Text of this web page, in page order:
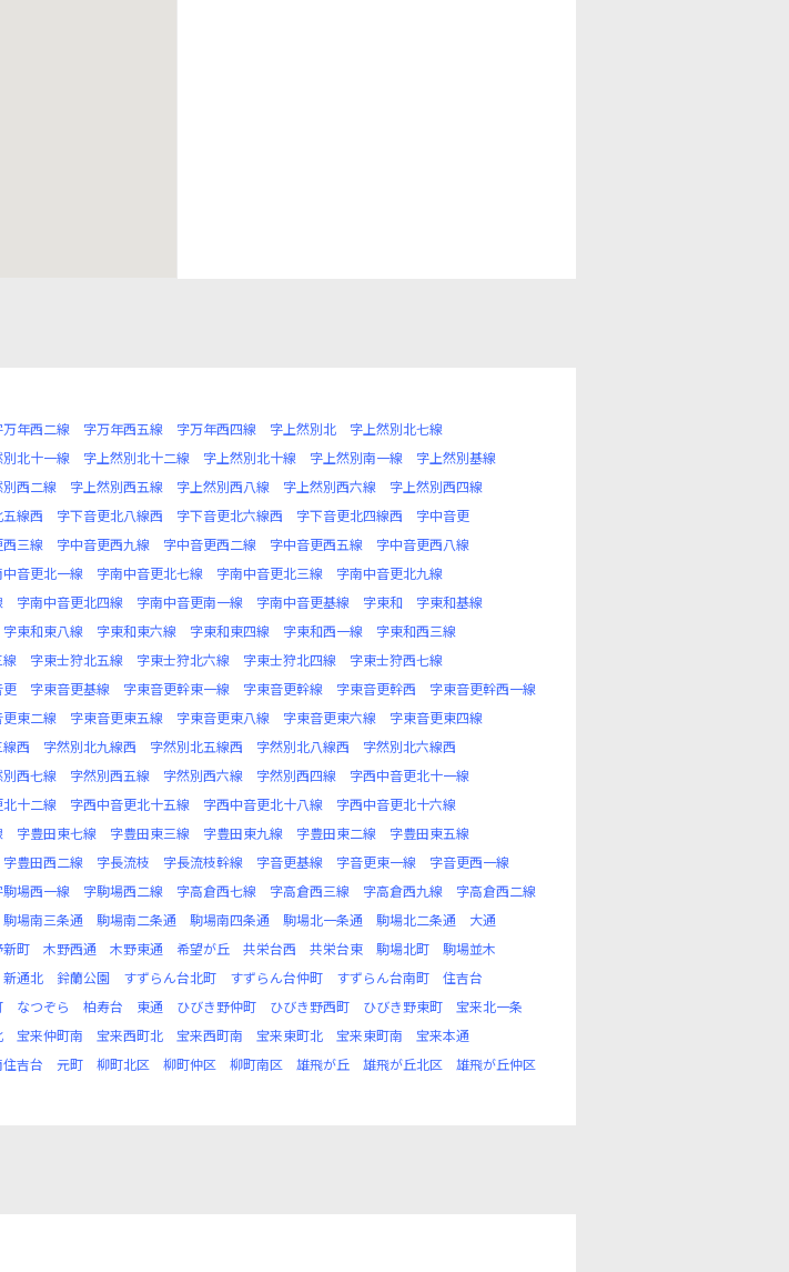
万年西二線 字万年西五線 字万年西四線 字上然別北
字上然別北七線
北十一線 字上然別北十二線 字上然別北十線 字上然別南一線
字上然別基線
西二線 字上然別西五線 字上然別西八線 字上然別西六線
字上然別西四線
線西 字下音更北八線西 字下音更北六線西 字下音更北四線西
字中音更
三線 字中音更西九線 字中音更西二線 字中音更西五線
字中音更西八線
中音更北一線 字南中音更北七線 字南中音更北三線
字南中音更北九線
字南中音更北四線 字南中音更南一線 字南中音更基線 字東和
字東和基線
字東和東八線 字東和東六線 字東和東四線 字東和西一線
字東和西三線
字東士狩北五線 字東士狩北六線 字東士狩北四線
字東士狩西七線
更 字東音更基線 字東音更幹東一線 字東音更幹線 字東音更幹西
字東音更幹西一線
東二線 字東音更東五線 字東音更東八線 字東音更東六線
字東音更東四線
西 字然別北九線西 字然別北五線西 字然別北八線西
字然別北六線西
別西七線 字然別西五線 字然別西六線 字然別西四線
字西中音更北十一線
十二線 字西中音更北十五線 字西中音更北十八線
字西中音更北十六線
字豊田東七線 字豊田東三線 字豊田東九線 字豊田東二線
字豊田東五線
字豊田西二線 字長流枝 字長流枝幹線 字音更基線 字音更東一線
字音更西一線
駒場西一線 字駒場西二線 字高倉西七線 字高倉西三線 字高倉西九線
字高倉西二線
駒場南三条通 駒場南二条通 駒場南四条通 駒場北一条通 駒場北二条通
大通
新町 木野西通 木野東通 希望が丘 共栄台西 共栄台東 駒場北町
駒場並木
新通北 鈴蘭公園 すずらん台北町 すずらん台仲町 すずらん台南町
住吉台
なつぞら 柏寿台 東通 ひびき野仲町 ひびき野西町 ひびき野東町
宝来北一条
宝来仲町南 宝来西町北 宝来西町南 宝来東町北 宝来東町南
宝来本通
住吉台 元町 柳町北区 柳町仲区 柳町南区 雄飛が丘 雄飛が丘北区
雄飛が丘仲区